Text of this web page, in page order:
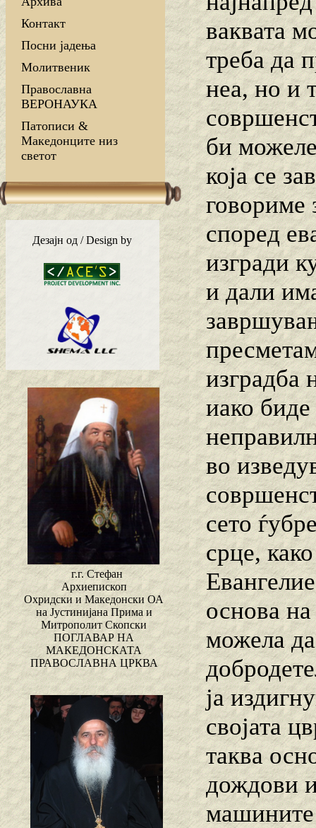
Контакт
Посни јадења
Молитвеник
Православна
ВЕРОНАУКА
Патописи &
Македонците низ
светот
Дезајн од / Design by
г.г. Стефан
Архиепископ
Охридски и Македонски ОА
на Јустинијана Прима и
Митрополит Скопски
ПОГЛАВАР НА
МАКЕДОНСКАТА
ПРАВОСЛАВНА ЦРКВА
ваквата
треба да
неа, но и
би
која се
говориме
според
изгради
и дали
изградба
иако
во
сето
срце,
основа
можела
ја
својата
таква
дождови
машините